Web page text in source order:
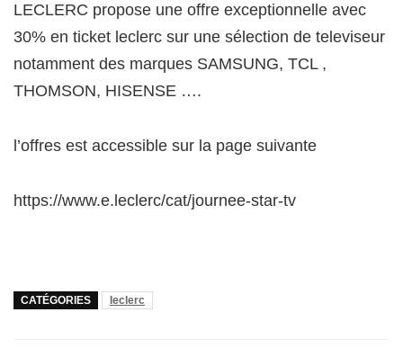
LECLERC propose une offre exceptionnelle avec
30% en ticket leclerc sur une sélection de televiseur
notamment des marques SAMSUNG, TCL ,
THOMSON, HISENSE ….
l’offres est accessible sur la page suivante
https://www.e.leclerc/cat/journee-star-tv
CATÉGORIES leclerc